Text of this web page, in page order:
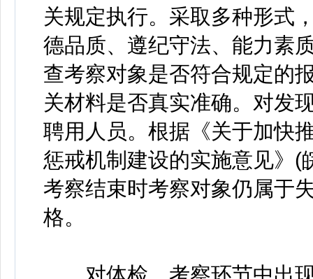
关规定执行。采取多种形式
德品质、遵纪守法、能力素
查考察对象是否符合规定的
关材料是否真实准确。对发
聘用人员。根据《关于加快
惩戒机制建设的实施意见》(
考察结束时考察对象仍属于
格。